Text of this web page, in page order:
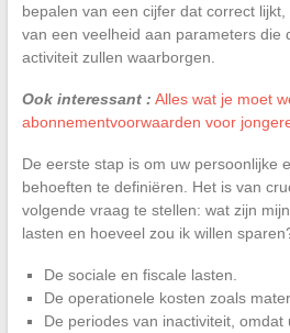
bepalen van een cijfer dat correct
van een veelheid aan parameters die
activiteit zullen waarborgen.
Ook interessant : Alles wat je moet
abonnementvoorwaarden voor
De eerste stap is om uw persoonlijke
behoeften te definiëren. Het is van
volgende vraag te stellen: wat zijn
lasten en hoeveel zou ik willen
De sociale en fiscale lasten.
De operationele kosten zoals
De periodes van inactiviteit, omdat